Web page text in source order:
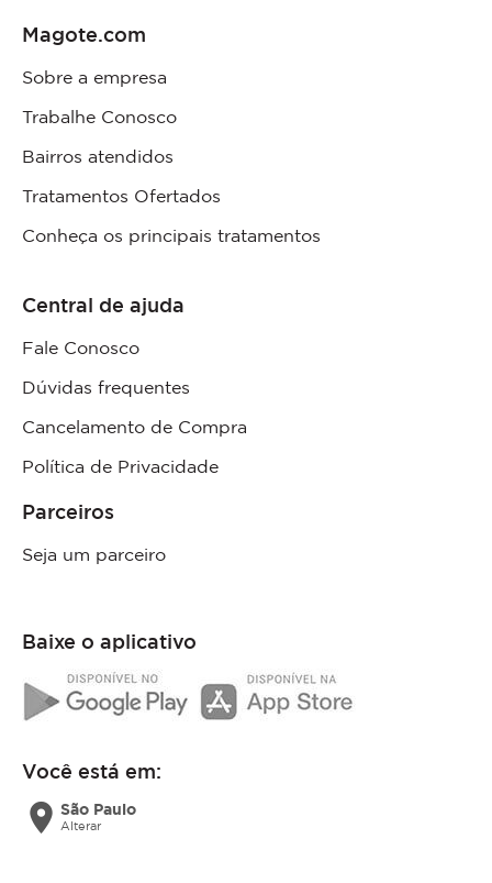
Magote.com
Sobre a empresa
Trabalhe Conosco
Bairros atendidos
Tratamentos Ofertados
Conheça os principais tratamentos
Central de ajuda
Fale Conosco
Dúvidas frequentes
Cancelamento de Compra
Política de Privacidade
Parceiros
Seja um parceiro
Baixe o aplicativo
Você está em:
location_on São Paulo
Alterar